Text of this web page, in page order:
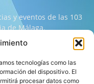
tecnologías como las
del dispositivo. El
procesar datos como
y eventos de las 103
de Málaga.